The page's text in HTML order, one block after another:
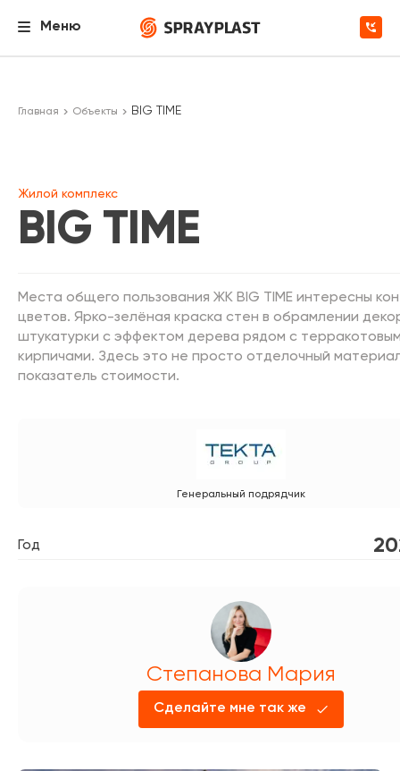
Меню
Главная Объекты BIG TIME
Жилой комплекс
BIG TIME
Места общего пользования ЖК BIG TIME интересны
цветов. Ярко-зелёная краска стен в обрамлении
штукатурки с эффектом дерева рядом с
кирпичами. Здесь это не просто отделочный
показатель стоимости.
Генеральный подрядчик
Год
Степанова Мария
Сделайте мне так же